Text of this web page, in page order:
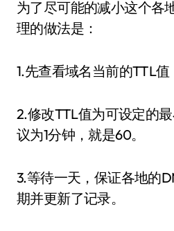
为了尽可能的减小这个各
理的做法是：
1.先查看域名当前的TTL值
2.修改TTL值为可设定的
议为1分钟，就是60。
3.等待一天，保证各地的
期并更新了记录。